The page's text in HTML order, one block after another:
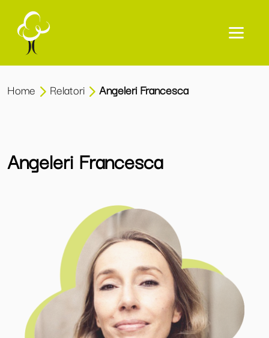
Home Relatori Angeleri Francesca
Angeleri Francesca